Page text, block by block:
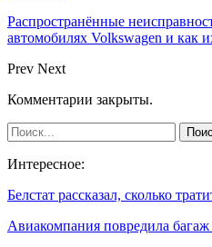
Распространённые
автомобилях Volkswagen и как
Prev Next
Комментарии закрыты.
Интересное:
Белстат рассказал, сколько
Авиакомпания повредила